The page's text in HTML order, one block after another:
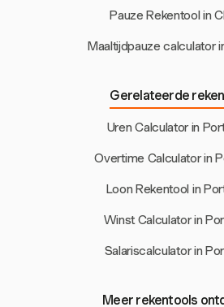
Pauze Rekentool in
Maaltijdpauze calculator
Gerelateerde
Uren Calculator in
Overtime Calculator in
Loon Rekentool in
Winst Calculator in
Salariscalculator in
Meer rekentools